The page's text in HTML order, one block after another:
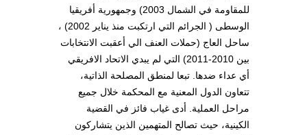
للمقاومة في الشمال 2003) وجمهورية أفريقيا
الوسطى ( الجرائم التي ارتكبت منذ يناير 2002) ،
ساحل العاج (حملات العنف الي أعقبت الانتخابات
بين 2010-2011) التي لم يبدي الاتحاد الافريقي
أي عداء ضدها. تبعا لمنطق المصلحة الذاتية،
تتعاون الدول المعنية مع المحكمة خلال جميع
مراحل العملية. أدى غياب فائز في القضية
الكينية، حيث تصالح المتهمين الذين يتشاركون